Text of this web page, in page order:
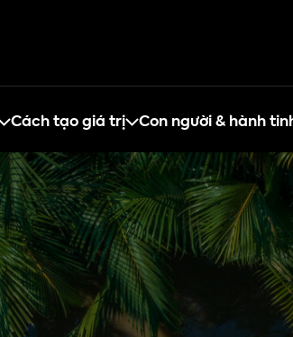
Cách tạo giá trị Con người & hành